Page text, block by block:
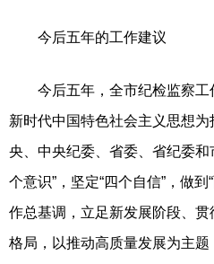
今后五年的工作建议
今后五年，全市纪检监察工
新时代中国特色社会主义思想
央、中央纪委、省委、省纪委和
个意识”，坚定“四个自信”，做
作总基调，立足新发展阶段、
格局，以推动高质量发展为主题